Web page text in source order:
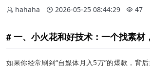
hahaha 2026-05-25 08:44:29 47
一、小火花和好技术：一个找素材
如果你经常刷到“自媒体月入5万”的爆款，背